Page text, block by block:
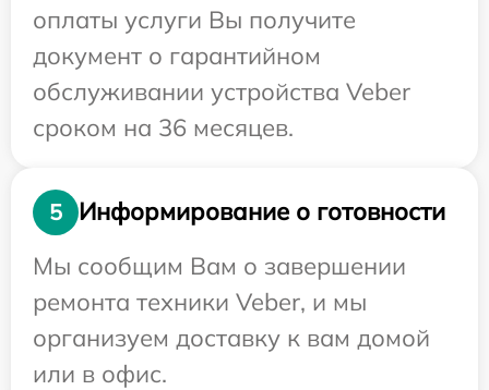
оплаты услуги Вы получите
документ о гарантийном
обслуживании устройства Veber
сроком на 36 месяцев.
5
Информирование о готовности
Мы сообщим Вам о завершении
ремонта техники Veber, и мы
организуем доставку к вам домой
или в офис.